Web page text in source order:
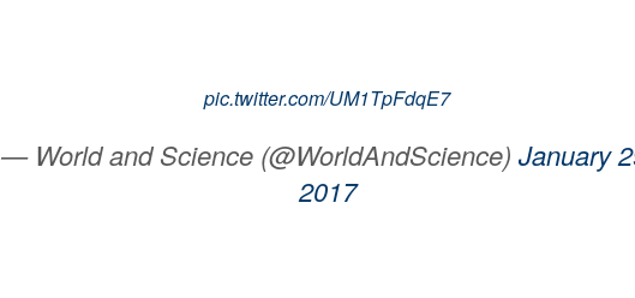
pic.twitter.com/UM1TpFdqE7
— World and Science (@WorldAndScience) January
2017